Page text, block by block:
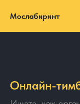
Мослабиринт
Онлайн-